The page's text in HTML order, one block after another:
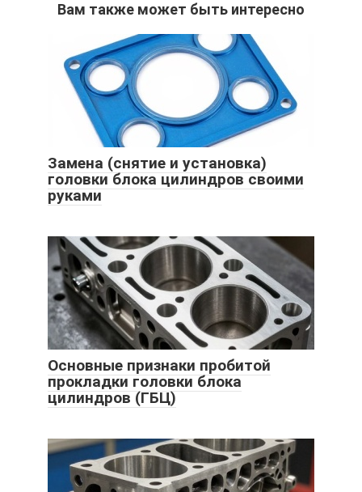
Вам также может быть интересно
Замена (снятие и установка)
головки блока цилиндров своими
руками
Основные признаки пробитой
прокладки головки блока
цилиндров (ГБЦ)